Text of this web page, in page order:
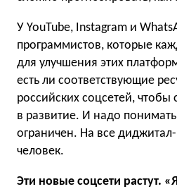
У YouTube, Instagram и
программистов, которые
для улучшения этих
есть ли соответствующие
российских соцсетей, чтобы
в развитие. И надо
ограничен. На все
человек.
Эти новые соцсети растут.